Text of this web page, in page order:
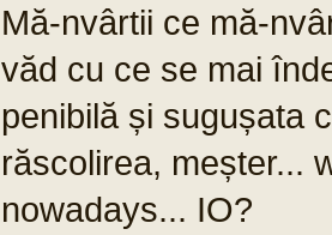
Mă-nvârtii ce mă-
văd cu ce se mai
penibilă și sugușata
răscolirea, meșter...
nowadays... IO?